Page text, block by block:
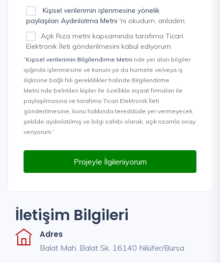
Kişisel verilerimin işlenmesine yönelik
paylaşılan Aydınlatma Metni 'ni okudum, anladım.
Açık Rıza metni kapsamında tarafıma Ticari
Elektronik İleti gönderilmesini kabul ediyorum.
“Kişisel verilerimin Bilgilendirme Metni’nde yer alan bilgiler
ışığında işlenmesine ve kanuni ya da hizmete ve/veya iş
ilişkisine bağlı fiili gereklilikler halinde Bilgilendirme
Metni’nde belirtilen kişiler ile özellikle inşaat firmaları ile
paylaşılmasına ve tarafıma Ticari Elektronik İleti
gönderilmesine, konu hakkında tereddüde yer vermeyecek
şekilde aydınlatılmış ve bilgi sahibi olarak, açık rızamla onay
veriyorum.”
Projeyle İlgileniyorum
İletişim Bilgileri
Adres
Balat Mah. Balat Sk. 16140 Nilüfer/Bursa